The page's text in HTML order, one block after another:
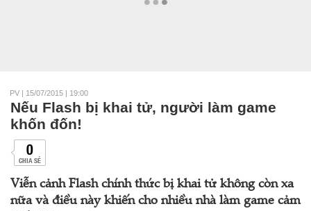
PV | 15/07/2015 | 19:00
Nếu Flash bị khai tử, người làm game
khốn đốn!
0
CHIA SẺ
Viễn cảnh Flash chính thức bị khai tử không còn xa
nữa và điều này khiến cho nhiều nhà làm game cảm